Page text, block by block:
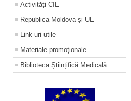
Activități CIE
Republica Moldova și UE
Link-uri utile
Materiale promoţionale
Biblioteca Științifică Medicală